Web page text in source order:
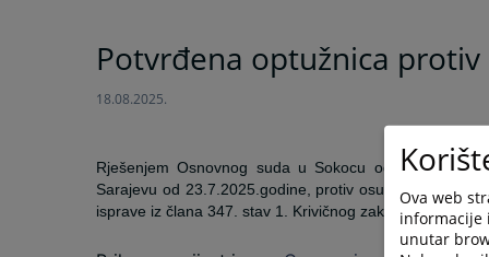
Potvrđena optužnica protiv
18.08.2025.
Rješenjem Osnovnog suda u Sokocu od
Sarajevu od 23.7.2025.godine, protiv osumnjičenog
isprave iz člana 347. stav 1. Krivičnog zakonika
Ova web
informacije
unutar